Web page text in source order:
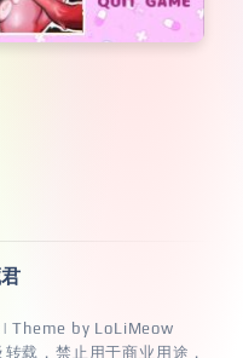
| Theme by LoLiMeow
载，禁止用于商业用途，